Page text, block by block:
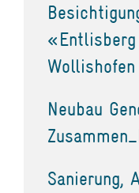
Wollishofen
Neubau
Sanierung,